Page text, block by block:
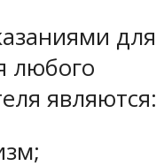
для
любого
являются: